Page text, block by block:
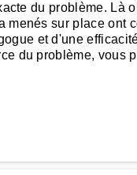
du problème. Là
sur place ont
et d'une
du problème, vous